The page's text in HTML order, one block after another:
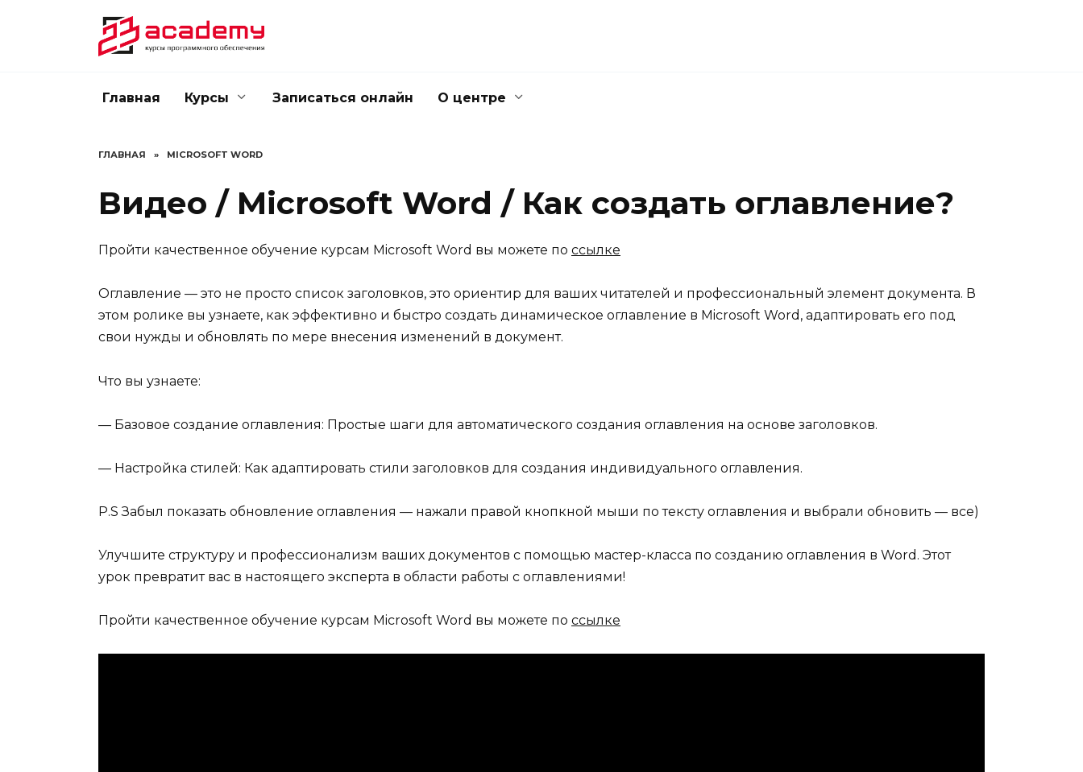
Главная Курсы Записаться онлайн О центре
ГЛАВНАЯ » MICROSOFT WORD
Видео / Microsoft Word / Как создать оглавление?
Пройти качественное обучение курсам Microsoft Word вы можете по ссылке
Оглавление — это не просто список заголовков, это ориентир для ваших читателей и профессиональный элемент документа. В
этом ролике вы узнаете, как эффективно и быстро создать динамическое оглавление в Microsoft Word, адаптировать его под
свои нужды и обновлять по мере внесения изменений в документ.
Что вы узнаете:
— Базовое создание оглавления: Простые шаги для автоматического создания оглавления на основе заголовков.
— Настройка стилей: Как адаптировать стили заголовков для создания индивидуального оглавления.
P.S Забыл показать обновление оглавления — нажали правой кнопкной мыши по тексту оглавления и выбрали обновить — все)
Улучшите структуру и профессионализм ваших документов с помощью мастер-класса по созданию оглавления в Word. Этот
урок превратит вас в настоящего эксперта в области работы с оглавлениями!
Пройти качественное обучение курсам Microsoft Word вы можете по ссылке